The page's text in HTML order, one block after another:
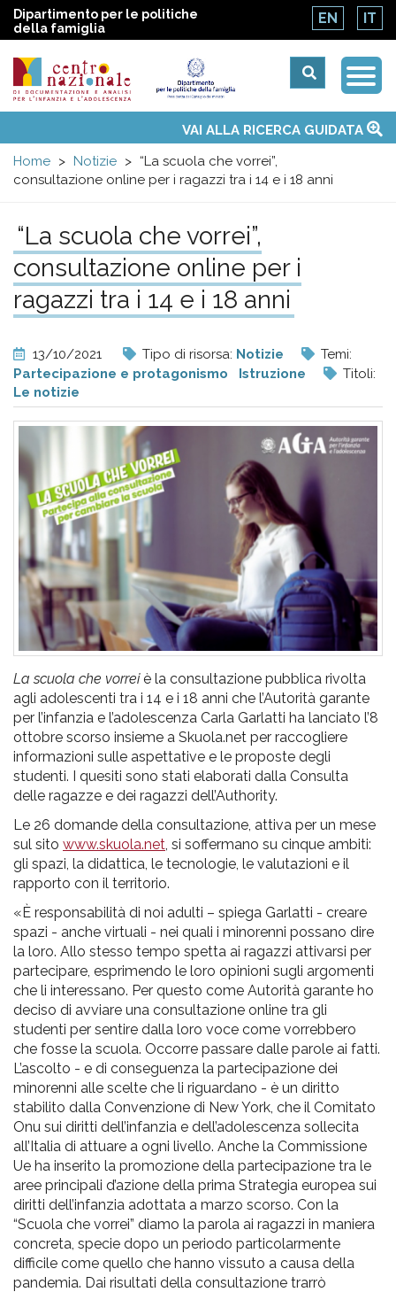
Dipartimento per le politiche
della famiglia
EN IT
Centro
nazionale
di
Documentazione
e
analisi
pr
l'infanzia
e
l'adolescenza
menu
Temi
Attività
Convenzione ONUVAI ALLA RICERCA GUIDATA
Home
Notizie
“La scuola che vorrei”,
consultazione online per i ragazzi tra i 14 e i 18 anni
“La scuola che vorrei”,
consultazione online per i
ragazzi tra i 14 e i 18 anni
13/10/2021 Tipo di risorsa: Notizie
Temi:
Partecipazione e protagonismo
Istruzione
Titoli:
Le notizie
La scuola che vorreiè la consultazione pubblica rivolta
agli adolescenti tra i 14 e i 18 anni che l’Autorità garante
per l’infanzia e l’adolescenza Carla Garlatti ha lanciato l’8
ottobre scorso insieme a Skuola.net per raccogliere
informazioni sulle aspettative e le proposte degli
studenti. I quesiti sono stati elaborati dalla Consulta
delle ragazze e dei ragazzi dell’Authority.
Le 26 domande della consultazione, attiva per un mese
sul sito www.skuola.net , si soffermano su cinque ambiti:
gli spazi, la didattica, le tecnologie, le valutazioni e il
rapporto con il territorio.
«È responsabilità di noi adulti – spiega Garlatti - creare
spazi - anche virtuali - nei quali i minorenni possano dire
la loro. Allo stesso tempo spetta ai ragazzi attivarsi per
partecipare, esprimendo le loro opinioni sugli argomenti
che li interessano. Per questo come Autorità garante ho
deciso di avviare una consultazione online tra gli
studenti per sentire dalla loro voce come vorrebbero
che fosse la scuola. Occorre passare dalle parole ai fatti.
L’ascolto - e di conseguenza la partecipazione dei
minorenni alle scelte che li riguardano - è un diritto
stabilito dalla Convenzione di New York, che il Comitato
Onu sui diritti dell’infanzia e dell’adolescenza sollecita
all’Italia di attuare a ogni livello. Anche la Commissione
Ue ha inserito la promozione della partecipazione tra le
aree principali d’azione della prima Strategia europea sui
diritti dell’infanzia adottata a marzo scorso. Con la
“Scuola che vorrei” diamo la parola ai ragazzi in maniera
concreta, specie dopo un periodo particolarmente
difficile come quello che hanno vissuto a causa della
pandemia. Dai risultati della consultazione trarrò